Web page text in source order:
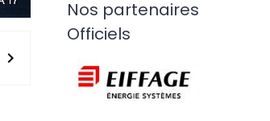
Nos partenaires
Officiels